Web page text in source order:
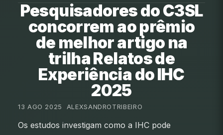
Pesquisadores do C3SL
concorrem ao prêmio
de melhor artigo na
trilha Relatos de
Experiência do IHC
2025
13 AGO 2025 ALEXSANDROTRIBEIRO
Os estudos investigam como a IHC pode